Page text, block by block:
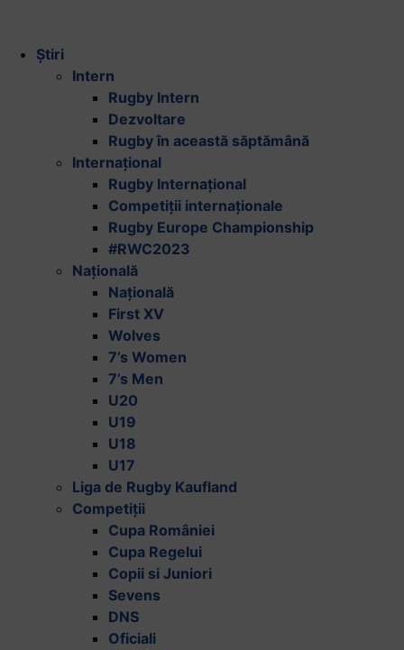
Știri
Intern
Rugby Intern
Dezvoltare
Rugby în această săptămână
Internațional
Rugby Internațional
Competiții internaționale
Rugby Europe Championship
#RWC2023
Națională
Națională
First XV
Wolves
7’s Women
7’s Men
U20
U19
U18
U17
Liga de Rugby Kaufland
Competiții
Cupa României
Cupa Regelui
Copii si Juniori
Sevens
DNS
Oficiali